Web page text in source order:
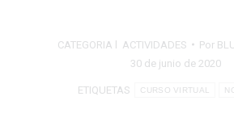
CATEGORIA l ACTIVIDADES Por
30 de junio de 2020
ETIQUETAS CURSO VIRTUAL